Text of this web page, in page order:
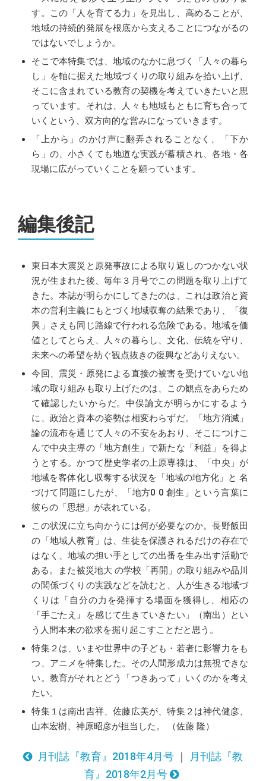
す。この「人を育てる力」を見出し、高めることが、
地域の持続的発展を根底から支えることにつながるの
ではないでしょうか。
そこで本特集では、地域のなかに息づく「人々の暮ら
し」を軸に据えた地域づくりの取り組みを拾い上げ、
そこに含まれている教育の契機を考えていきたいと思
っています。それは、人々も地域もともに育ち合って
いくという、双方向的な営みになっていきます。
「上から」のかけ声に翻弄されることなく、「下か
ら」の、小さくても地道な実践が蓄積され、各地・各
現場に広がっていくことを願っています。
編集後記
東日本大震災と原発事故による取り返しのつかない状
況が生まれた後、毎年３月号でこの問題を取り上げて
きた。本誌が明らかにしてきたのは、これは政治と資
本の営利主義にもとづく地域収奪の結果であり、「復
興」さえも同じ路線で行われる危険である。地域を価
値としてとらえ、人々の暮らし、文化、伝統を守り、
未来への希望を紡ぐ観点抜きの復興などありえない。
今回、震災・原発による直接の被害を受けていない地
域の取り組みも取り上げたのは、この観点をあらため
て確認したいからだ。中俣論文が明らかにするよう
に、政治と資本の姿勢は相変わらずだ。「地方消滅」
論の流布を通じて人々の不安をあおり、そこにつけこ
んで中央主導の「地方創生」で新たな「利益」を得よ
うとする。かつて歴史学者の上原専祿は、「中央」が
地域を客体化し収奪する状況を「地域の地方化」と 名
づけて問題にしたが、「地方0 0 創生」という言葉に
彼らの「思想」が表れている。
この状況に立ち向かうには何が必要なのか。長野飯田
の「地域人教育」は、生徒を保護されるだけの存在で
はなく、地域の担い手としての出番を生み出す活動で
ある。また被災地大 の学校「再開」の取り組みや品川
の関係づくりの実践などを読むと、人が生きる地域づ
くりは「自分の力を発揮する場面を獲得し、相応の
『手ごたえ』を感じて生きていきたい」（南出）とい
う人間本来の欲求を掘り起こすことだと思う。
特集２は、いまや世界中の子ども・若者に影響力をも
つ、アニメを特集した。その人間形成力は無視できな
い。教育がそれとどう「つきあって」いくのかを考え
たい。
特集１は南出吉祥、佐藤広美が、特集２は神代健彦、
山本宏樹、神原昭彦が担当した。 （佐藤 隆）
月刊誌『教育』2018年4月号 ｜
月刊誌『教
育』2018年2月号